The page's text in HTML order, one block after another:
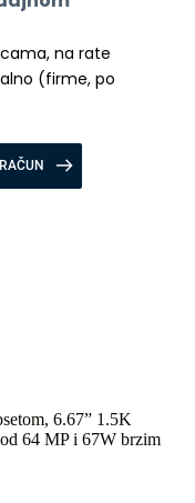
na rate
(firme, po
6.67” 1.5K
64 MP i 67W brzim